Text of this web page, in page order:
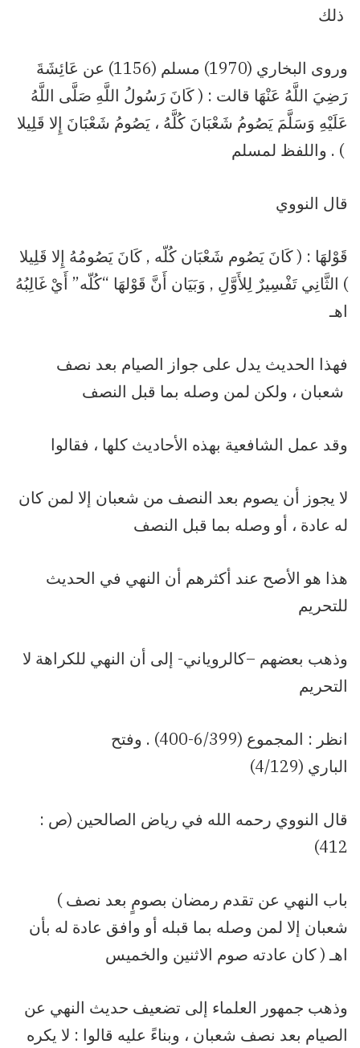
وروى البخاري (1970) مسلم (1156) عن عَائِشَةَ
رَضِيَ اللَّهُ عَنْهَا قالت : ( كَانَ رَسُولُ اللَّهِ صَلَّى اللَّهُ
عَلَيْهِ وَسَلَّمَ يَصُومُ شَعْبَانَ كُلَّهُ ، يَصُومُ شَعْبَانَ إِلا قَلِيلا
) . واللفظ لمسلم
قال النووي
قَوْلهَا : ( كَانَ يَصُوم شَعْبَان كُلّه , كَانَ يَصُومُهُ إِلا قَلِيلا
) الثَّانِي تَفْسِيرٌ لِلأَوَّلِ , وَبَيَان أَنَّ قَوْلهَا “كُلّه” أَيْ غَالِبُهُ
اهـ
فهذا الحديث يدل على جواز الصيام بعد نصف
وقد عمل الشافعية بهذه الأحاديث كلها ، فقالوا
لا يجوز أن يصوم بعد النصف من شعبان إلا لمن كان
له عادة ، أو وصله بما قبل النصف
هذا هو الأصح عند أكثرهم أن النهي في الحديث
للتحريم
وذهب بعضهم –كالروياني- إلى أن النهي للكراهة لا
التحريم
انظر : المجموع (6/399-400) . وفتح
الباري (4/129)
قال النووي رحمه الله في رياض الصالحين (ص :
412)
( باب النهي عن تقدم رمضان بصومٍ بعد نصف
شعبان إلا لمن وصله بما قبله أو وافق عادة له بأن
كان عادته صوم الاثنين والخميس ) اهـ
وذهب جمهور العلماء إلى تضعيف حديث النهي عن
الصيام بعد نصف شعبان ، وبناءً عليه قالوا : لا يكره